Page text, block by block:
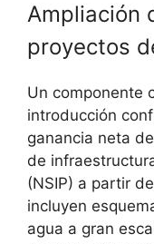
Ampliación
proyectos
Un componente
introducción
ganancia neta
de
(NSIP) a partir
incluyen
agua a gran